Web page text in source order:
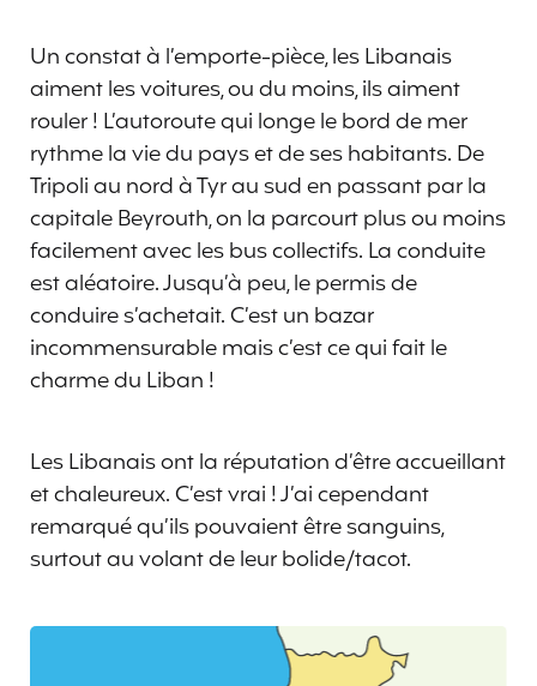
Un constat à l’emporte-pièce, les Libanais
aiment les voitures, ou du moins, ils aiment
rouler ! L’autoroute qui longe le bord de mer
rythme la vie du pays et de ses habitants. De
Tripoli au nord à Tyr au sud en passant par la
capitale Beyrouth, on la parcourt plus ou moins
facilement avec les bus collectifs. La conduite
est aléatoire. Jusqu’à peu, le permis de
conduire s’achetait. C’est un bazar
incommensurable mais c’est ce qui fait le
charme du Liban !
Les Libanais ont la réputation d’être accueillant
et chaleureux. C’est vrai ! J’ai cependant
remarqué qu’ils pouvaient être sanguins,
surtout au volant de leur bolide/tacot.